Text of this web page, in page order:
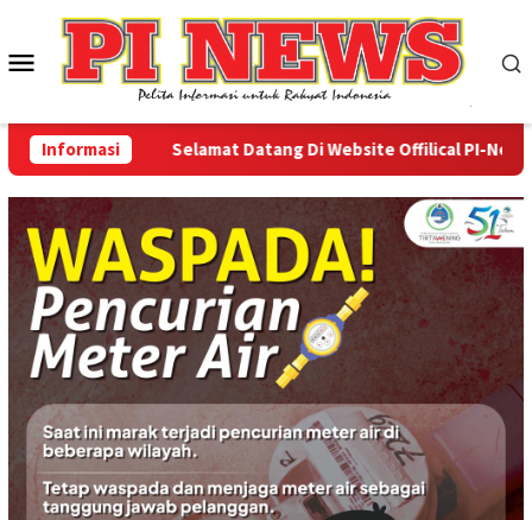
konten
Menu
Mobile
Informasi Selamat Datang Di Website Offilical PI-News